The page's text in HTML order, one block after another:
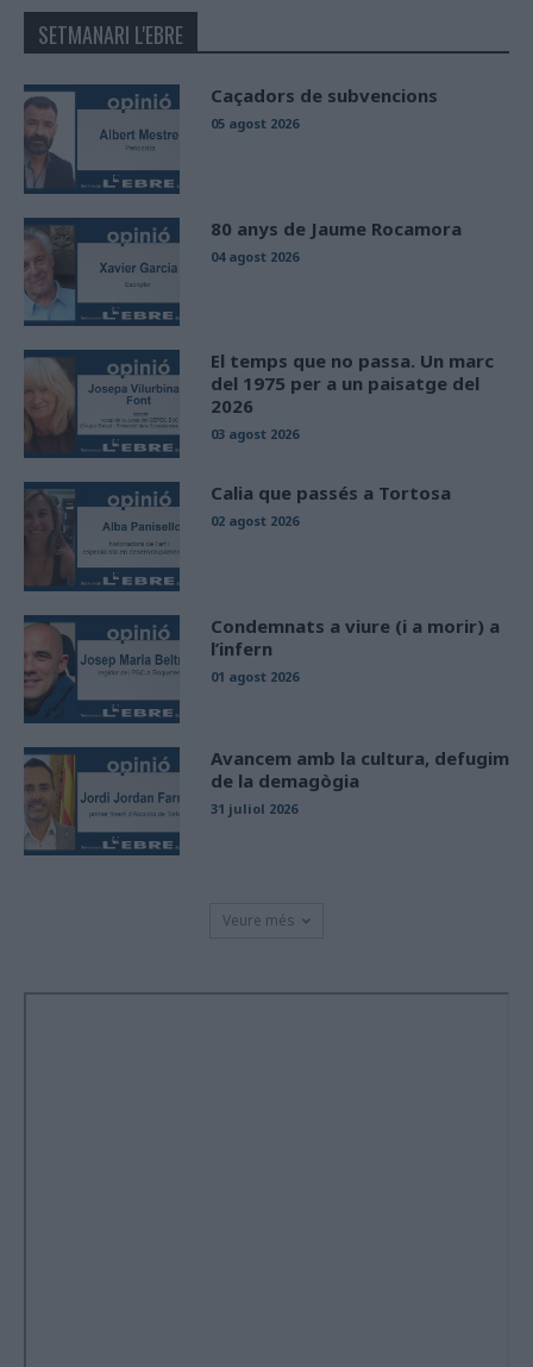
SETMANARI L'EBRE
Caçadors de subvencions
05 agost 2026
80 anys de Jaume Rocamora
04 agost 2026
El temps que no passa. Un marc
del 1975 per a un paisatge del
2026
03 agost 2026
Calia que passés a Tortosa
02 agost 2026
Condemnats a viure (i a morir) a
l’infern
01 agost 2026
Avancem amb la cultura, defugim
de la demagògia
31 juliol 2026
Veure més